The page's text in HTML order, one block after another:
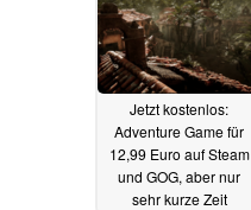
Jetzt kostenlos:
Adventure Game für
12,99 Euro auf Steam
und GOG, aber nur
sehr kurze Zeit